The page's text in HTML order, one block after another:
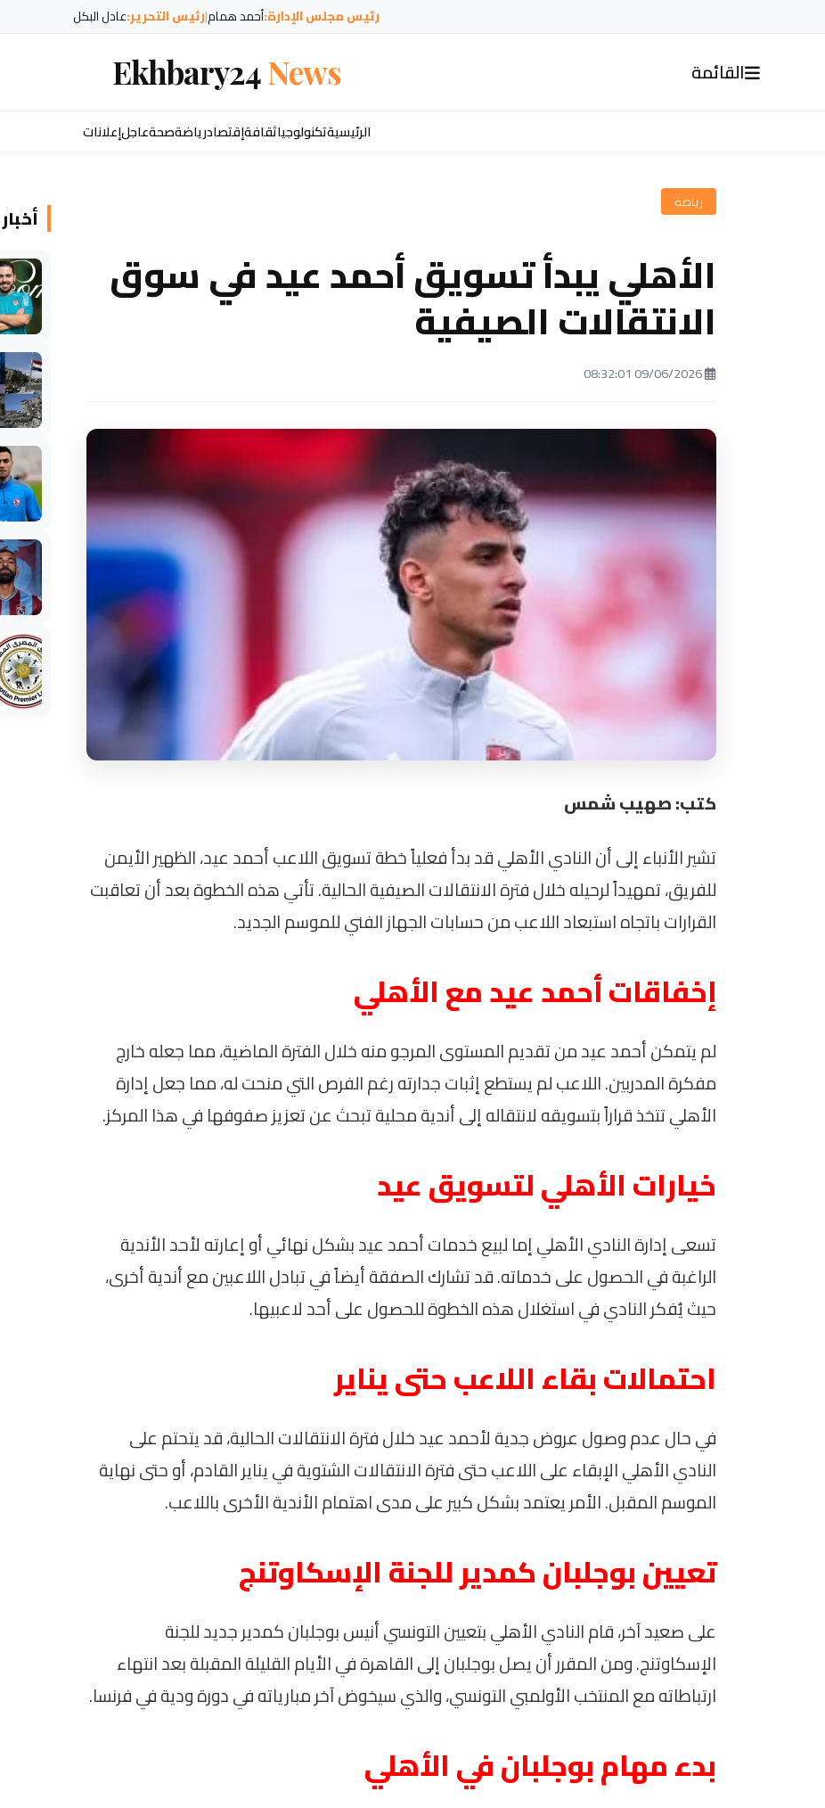
رئيس مجلس الإدارة:أحمد همام|رئيس التحرير:عادل البكل
القائمة Ekhbary24News
الرئيسيةتكنولوجياثقافةإقتصادرياضةصحةعاجلإعلانات
رياضة
الأهلي يبدأ تسويق أحمد عيد في سوق
الانتقالات الصيفية
كتب: صهيب شمس
تشير الأنباء إلى أن النادي الأهلي قد بدأ فعلياً خطة تسويق اللاعب أحمد عيد، الظهير الأيمن
للفريق، تمهيداً لرحيله خلال فترة الانتقالات الصيفية الحالية. تأتي هذه الخطوة بعد أن تعاقبت
القرارات باتجاه استبعاد اللاعب من حسابات الجهاز الفني للموسم الجديد.
إخفاقات أحمد عيد مع الأهلي
لم يتمكن أحمد عيد من تقديم المستوى المرجو منه خلال الفترة الماضية، مما جعله خارج
مفكرة المدربين. اللاعب لم يستطع إثبات جدارته رغم الفرص التي منحت له، مما جعل إدارة
الأهلي تتخذ قراراً بتسويقه لانتقاله إلى أندية محلية تبحث عن تعزيز صفوفها في هذا المركز.
خيارات الأهلي لتسويق عيد
تسعى إدارة النادي الأهلي إما لبيع خدمات أحمد عيد بشكل نهائي أو إعارته لأحد الأندية
الراغبة في الحصول على خدماته. قد تشارك الصفقة أيضاً في تبادل اللاعبين مع أندية أخرى،
حيث يُفكر النادي في استغلال هذه الخطوة للحصول على أحد لاعبيها.
احتمالات بقاء اللاعب حتى يناير
في حال عدم وصول عروض جدية لأحمد عيد خلال فترة الانتقالات الحالية، قد يتحتم على
النادي الأهلي الإبقاء على اللاعب حتى فترة الانتقالات الشتوية في يناير القادم، أو حتى نهاية
الموسم المقبل. الأمر يعتمد بشكل كبير على مدى اهتمام الأندية الأخرى باللاعب.
تعيين بوجلبان كمدير للجنة الإسكاوتنج
على صعيد آخر، قام النادي الأهلي بتعيين التونسي أنيس بوجلبان كمدير جديد للجنة
الإسكاوتنج. ومن المقرر أن يصل بوجلبان إلى القاهرة في الأيام القليلة المقبلة بعد انتهاء
ارتباطاته مع المنتخب الأولمبي التونسي، والذي سيخوض آخر مبارياته في دورة ودية في فرنسا.
بدء مهام بوجلبان في الأهلي